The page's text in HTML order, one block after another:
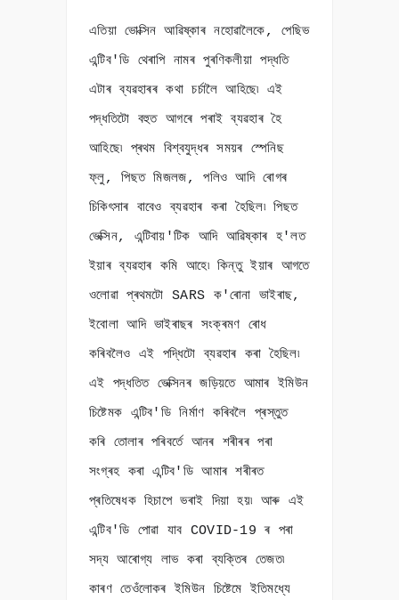
এতিয়া ভোক্সিন আৱিষ্কাৰ নহোৱালৈকে, পেছিভ
এন্টিব'ডি থেৰাপি নামৰ পুৰণিকলীয়া পদ্ধতি
এটাৰ ব্যৱহাৰৰ কথা চৰ্চালৈ আহিছে৷ এই
পদ্ধতিটো বহুত আগৰে পৰাই ব্যৱহাৰ হৈ
আহিছে৷ প্ৰথম বিশ্বযুদ্ধৰ সময়ৰ স্পেনিছ
ফ্লু, পিছত মিজলজ, পলিও আদি ৰোগৰ
চিকিৎসাৰ বাবেও ব্যৱহাৰ কৰা হৈছিল৷ পিছত
ভেক্সিন, এন্টিবায়'টিক আদি আৱিষ্কাৰ হ'লত
ইয়াৰ ব্যৱহাৰ কমি আহে৷ কিন্তু ইয়াৰ আগতে
ওলোৱা প্ৰথমটো SARS ক'ৰোনা ভাইৰাছ,
ইবোলা আদি ভাইৰাছৰ সংক্ৰমণ ৰোধ
কৰিবলৈও এই পদ্ধিটো ব্যৱহাৰ কৰা হৈছিল৷
এই পদ্ধতিত ভেক্সিনৰ জড়িয়তে আমাৰ ইমিউন
চিষ্টেমক এন্টিব'ডি নিৰ্মাণ কৰিবলৈ প্ৰস্তুত
কৰি তোলাৰ পৰিবৰ্তে আনৰ শৰীৰৰ পৰা
সংগ্ৰহ কৰা এন্টিব'ডি আমাৰ শৰীৰত
প্ৰতিষেধক হিচাপে ভৰাই দিয়া হয়৷ আৰু এই
এন্টিব'ডি পোৱা যাব COVID-19 ৰ পৰা
সদ্য আৰোগ্য লাভ কৰা ব্যক্তিৰ তেজত৷
কাৰণ তেওঁলোকৰ ইমিউন চিষ্টেমে ইতিমধ্যে